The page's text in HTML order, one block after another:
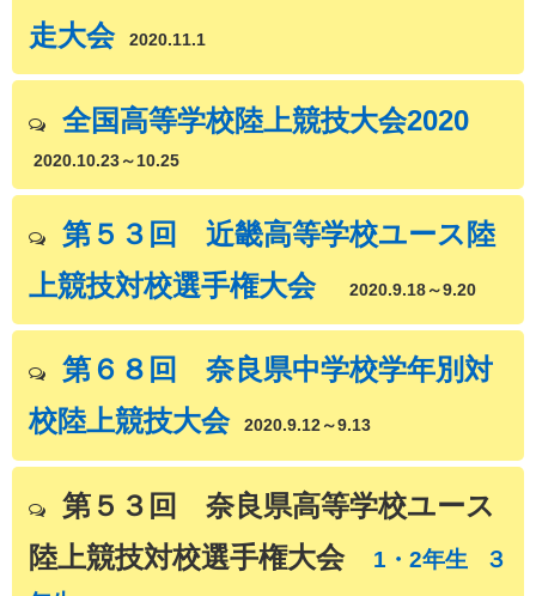
走大会
2020.11.1
全国高等学校陸上競技大会2020
2020.10.23～10.25
第５３回 近畿高等学校ユース陸
上競技対校選手権大会
2020.9.18～9.20
第６８回 奈良県中学校学年別対
校陸上競技大会
2020.9.12～9.13
第５３回 奈良県高等学校ユース
陸上競技対校選手権大会
1・2年生
３